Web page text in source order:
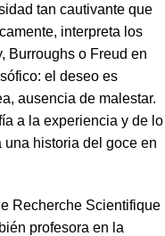
tan cautivante que
interpreta los
Burroughs o Freud en
el deseo es
ausencia de malestar.
a la experiencia y de lo
historia del goce en
Recherche Scientifique
profesora en la